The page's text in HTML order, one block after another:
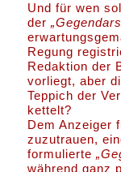
Und für wen
der
Regung
Redaktion der
vorliegt, aber
Teppich der
kettelt?
Dem Anzeiger
zuzutrauen,
formulierte
während ganz